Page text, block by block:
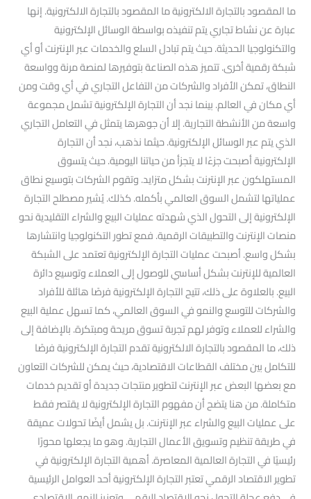
ما المقصود بالتجارة الالكترونية ما المقصود بالتجارة الالكترونية. إنها
عبارة عن نشاط تجاري يتم تنفيذه بواسطة الوسائل الإلكترونية
والتكنولوجيا الحديثة. حيث يتم تبادل السلع والخدمات عبر الإنترنت أو أي
شبكة رقمية أخرى. تتميز هذه الصناعة بتوفيرها لمنصة مرنة وواسعة
النطاق، تمكن الأفراد والشركات من التفاعل التجاري في أي وقت ومن
أي مكان في العالم. بينما نجد أن التجارة الإلكترونية تشمل مجموعة
واسعة من الأنشطة التجارية. إلا أن جوهرها يتمثل في التعامل التجاري
الذي يتم عبر الوسائل الإلكترونية. حيثما نذهب، نجد أن التجارة
الإلكترونية أصبحت جزءًا لا يتجزأ من حياتنا اليومية. حيث يتسوق
المستهلكون عبر الإنترنت بشكل متزايد. وتقوم الشركات بتوسيع نطاق
عملياتها لتشمل السوق العالمي بأكمله. كذلك. يُشير مصطلح التجارة
الإلكترونية إلى التحول الذي شهدته عمليات البيع والشراء التقليدية نحو
منصات الإنترنت والتطبيقات الرقمية. فمع تطور التكنولوجيا وانتشارها
بشكل واسع. أصبحت عمليات التجارة الإلكترونية تعتمد على الشبكة
العالمية للإنترنت بشكل أساسي للوصول إلى العملاء وتوسيع دائرة
البيع. بالعلاوة على ذلك، تتيح التجارة الإلكترونية فرصًا هائلة للأفراد
والشركات للتوسع والنمو في السوق العالمي، كما تسهل عملية البيع
والشراء للعملاء وتوفر لهم تجربة تسوق مريحة ومبتكرة. بالإضافة إلى
ذلك، ما المقصود بالتجارة الالكترونية تقدم التجارة الإلكترونية فرصًا
للتكامل بين مختلف القطاعات الاقتصادية، حيث يمكن للشركات التعاون
مع بعضها البعض عبر الإنترنت لتطوير منتجات جديدة أو تقديم خدمات
متكاملة. من هنا يتضح أن مفهوم التجارة الإلكترونية لا يقتصر فقط
على عمليات البيع والشراء عبر الإنترنت. بل يشمل أيضًا تحولات عميقة
في طريقة تنظيم وتسويق الأعمال التجارية. وهو ما يجعلها محورًا
رئيسيًا في التجارة العالمية المعاصرة. أهمية التجارة الإلكترونية في
تطوير الاقتصاد الرقمي تعتبر التجارة الإلكترونية أحد العوامل الرئيسية